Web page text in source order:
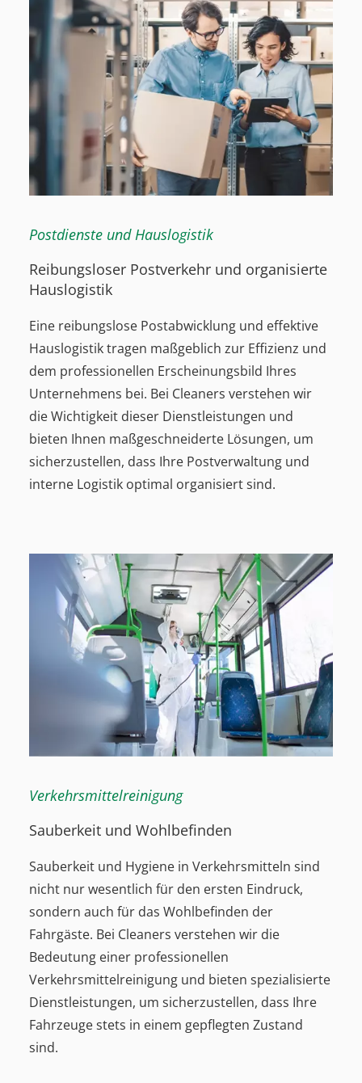
Postdienste und Hauslogistik
Reibungsloser Postverkehr und organisierte
Hauslogistik
Eine reibungslose Postabwicklung und effektive
Hauslogistik tragen maßgeblich zur Effizienz und
dem professionellen Erscheinungsbild Ihres
Unternehmens bei. Bei Cleaners verstehen wir
die Wichtigkeit dieser Dienstleistungen und
bieten Ihnen maßgeschneiderte Lösungen, um
sicherzustellen, dass Ihre Postverwaltung und
interne Logistik optimal organisiert sind.
Verkehrsmittelreinigung
Sauberkeit und Wohlbefinden
Sauberkeit und Hygiene in Verkehrsmitteln sind
nicht nur wesentlich für den ersten Eindruck,
sondern auch für das Wohlbefinden der
Fahrgäste. Bei Cleaners verstehen wir die
Bedeutung einer professionellen
Verkehrsmittelreinigung und bieten spezialisierte
Dienstleistungen, um sicherzustellen, dass Ihre
Fahrzeuge stets in einem gepflegten Zustand
sind.